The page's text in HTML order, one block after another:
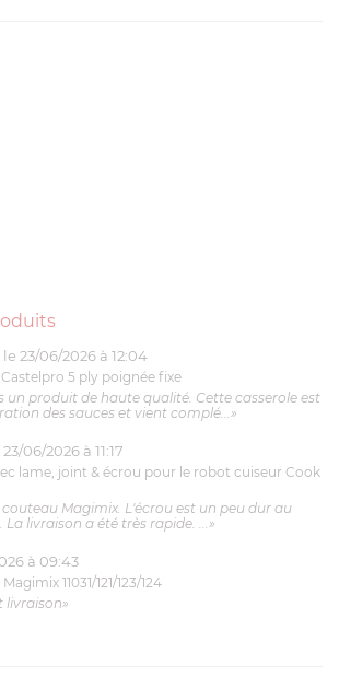
le 23/06/2026 à 12:04
5 ply poignée fixe
un produit de haute qualité. Cette casserole est
des sauces et vient complé...»
06/2026 à 11:17
lame, joint & écrou pour le robot cuiseur Cook
couteau Magimix. L'écrou est un peu dur au
livraison a été très rapide. ...»
à 09:43
11031/121/123/124
livraison»